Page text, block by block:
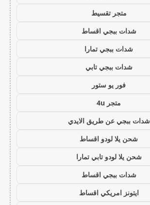
متجر تقسيط
شدات ببجي اقساط
شدات ببجي تمارا
شدات ببجي تابي
فور يو ستور
متجر 4u
شدات ببجي عن طريق الايدي
شحن يلا لودو اقساط
شحن يلا لودو تابي تمارا
شدات ببجي اقساط
ايتونز امريكي اقساط